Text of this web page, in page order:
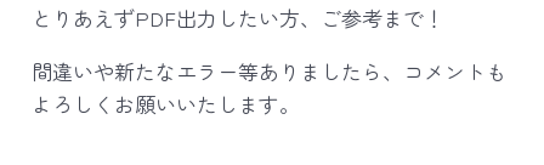
とりあえずPDF出力したい方、ご参考まで！
間違いや新たなエラー等ありましたら、コメントも
よろしくお願いいたします。